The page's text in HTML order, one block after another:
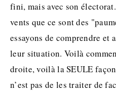
fini, mais avec son
vents que ce sont des
essayons de comprendre et
leur situation. Voilà
droite, voilà la SEULE
n’est pas de les traiter de